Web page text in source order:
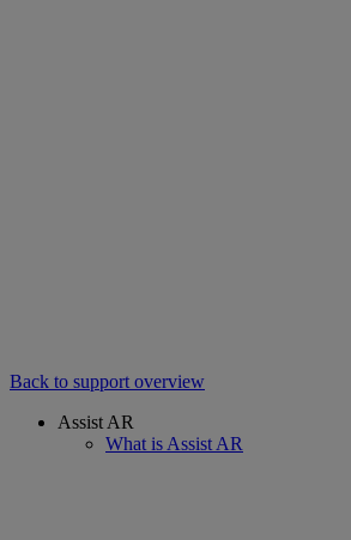
Back to support overview
Assist AR
What is Assist AR